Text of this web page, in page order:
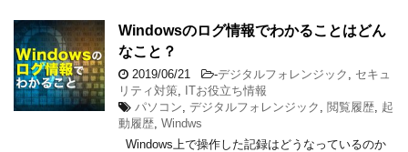
Windowsのログ情報でわかることはどん
なこと？
2019/06/21 -デジタルフォレンジック
セキュ
リティ対策 ITお役立ち情報
パソコン デジタルフォレンジック 閲覧履歴 起
動履歴 Windws
Windows上で操作した記録はどうなっているのか